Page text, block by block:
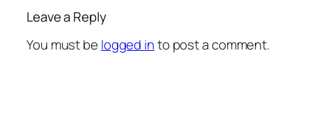
Leave a Reply
You must be logged into post a comment.